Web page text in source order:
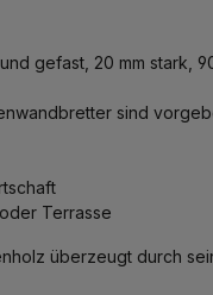
gefast, 20 mm stark,
sind
Terrasse
überzeugt durch